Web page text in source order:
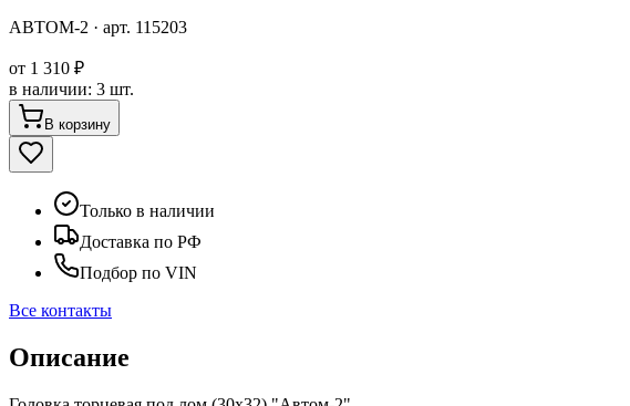
АВТОМ-2 · арт. 115203
от 1 310 ₽
в наличии: 3 шт.
В корзину
Только в наличии
Доставка по РФ
Подбор по VIN
Все контакты
Описание